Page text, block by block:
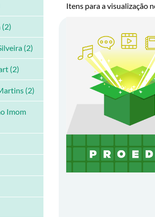
(2)
(2)
(2)
(2)
Imom
Itens para a visualização